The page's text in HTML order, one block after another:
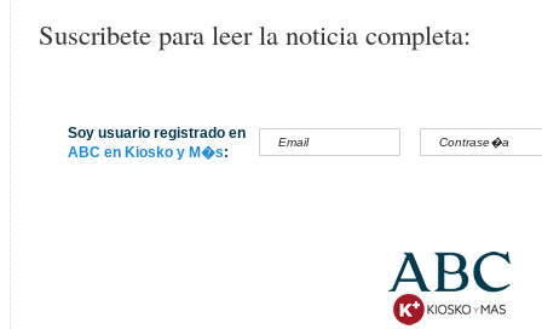
Suscribete para leer la noticia completa:
Soy usuario registrado en
ABC en Kiosko y M�s: